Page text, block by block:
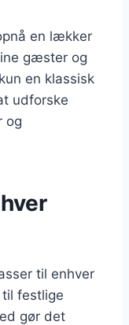
en lækker
gæster og
en klassisk
udforske
og
til enhver
festlige
gør det